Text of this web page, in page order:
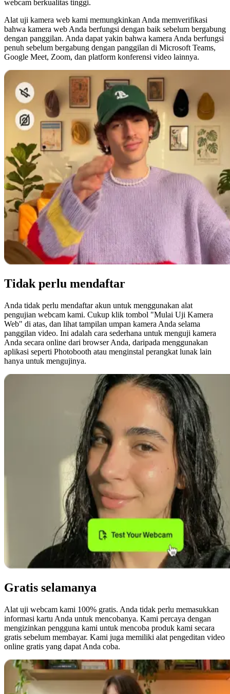
webcam berkualitas tinggi.
Alat uji kamera web kami memungkinkan Anda memverifikasi
bahwa kamera web Anda berfungsi dengan baik sebelum bergabung
dengan panggilan. Anda dapat yakin bahwa kamera Anda berfungsi
penuh sebelum bergabung dengan panggilan di Microsoft Teams,
Google Meet, Zoom, dan platform konferensi video lainnya.
Tidak perlu mendaftar
Anda tidak perlu mendaftar akun untuk menggunakan alat
pengujian webcam kami. Cukup klik tombol "Mulai Uji Kamera
Web" di atas, dan lihat tampilan umpan kamera Anda selama
panggilan video. Ini adalah cara sederhana untuk menguji kamera
Anda secara online dari browser Anda, daripada menggunakan
aplikasi seperti Photobooth atau menginstal perangkat lunak lain
hanya untuk mengujinya.
Gratis selamanya
Alat uji webcam kami 100% gratis. Anda tidak perlu memasukkan
informasi kartu Anda untuk mencobanya. Kami percaya dengan
mengizinkan pengguna kami untuk mencoba produk kami secara
gratis sebelum membayar. Kami juga memiliki alat pengeditan video
online gratis yang dapat Anda coba.